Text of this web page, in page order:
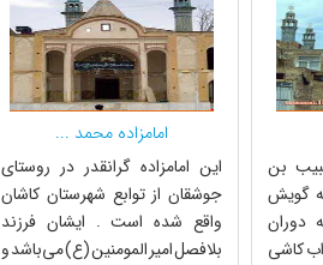
بن
گویش
دوران
کاشی
امامزاده محمد ...
این امامزاده گرانقدر در روستای
جوشقان از توابع شهرستان کاشان
واقع شده است . ایشان فرزند
بلافصل امیر المومنین (ع) می‌باشد و